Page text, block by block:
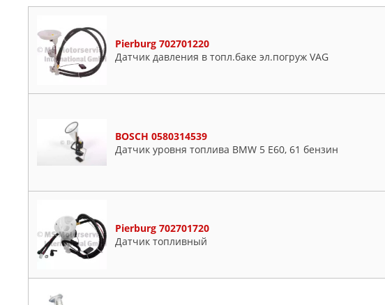
ACHR
AIRTEX
BMW
BOSCH
HOFFER
HYUNDAI-KIA
PARTS MALL
PATRON
PIERBURG
SAT
SSANGYONG
Audi
Chevrolet
Iveco
Renault
Skoda
Pierburg 702701220
Датчик давления в топл.баке эл.погруж VAG
BOSCH 0580314539
Датчик уровня топлива BMW 5 E60, 61 бензин
Pierburg 702701720
Датчик топливный